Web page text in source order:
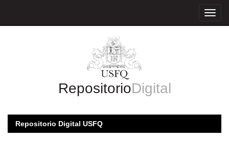
RepositorioDigital
Repositorio Digital USFQ